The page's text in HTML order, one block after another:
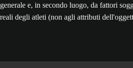
generale e, in secondo luogo, da fattori
reali degli atleti (non agli attributi